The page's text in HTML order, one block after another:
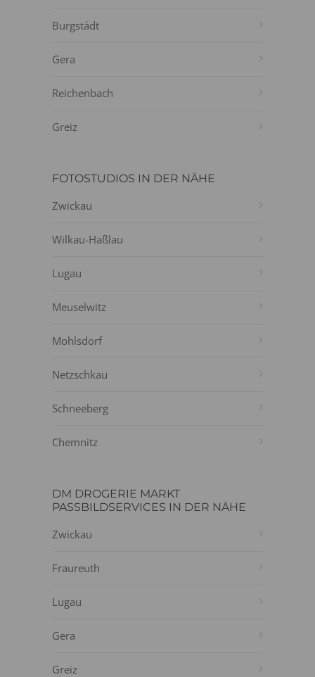
Burgstädt
Gera
Reichenbach
Greiz
FOTOSTUDIOS IN DER NÄHE
Zwickau
Wilkau-Haßlau
Lugau
Meuselwitz
Mohlsdorf
Netzschkau
Schneeberg
Chemnitz
DM DROGERIE MARKT
PASSBILDSERVICES IN DER NÄHE
Zwickau
Fraureuth
Lugau
Gera
Greiz